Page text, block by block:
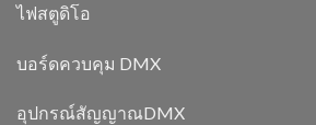
ไฟสตูดิโอ
บอร์ดควบคุม DMX
อุปกรณ์สัญญาณDMX